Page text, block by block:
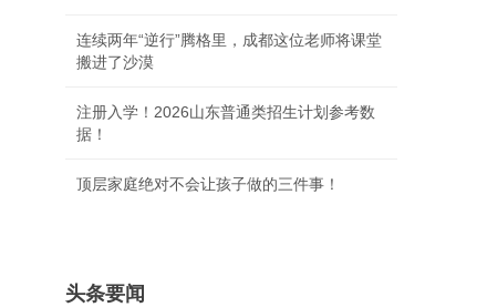
连续两年“逆行”腾格里，成都这位老师将课堂
搬进了沙漠
注册入学！2026山东普通类招生计划参考数
据！
顶层家庭绝对不会让孩子做的三件事！
头条要闻